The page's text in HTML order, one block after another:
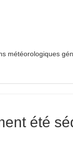
météorologiques
été